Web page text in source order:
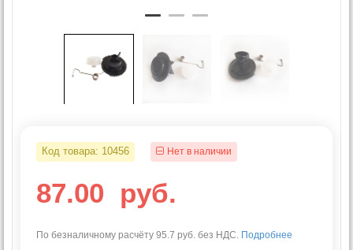
Код товара: 10456 Нет в наличии
87.00 руб.
По безналичному расчёту 95.7 руб. без НДС. Подробнее